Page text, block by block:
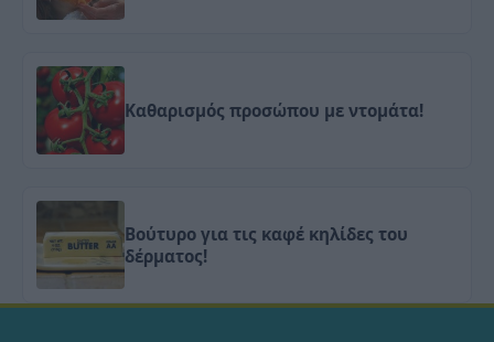
Καθαρισμός προσώπου με ντομάτα!
Βούτυρο για τις καφέ κηλίδες του
δέρματος!